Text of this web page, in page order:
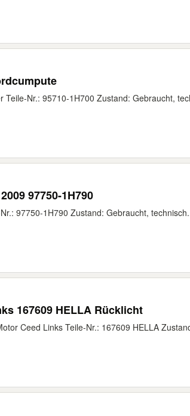
Teile-Nr.: 95710-1H700 Zustand: Gebraucht,
97750-1H790
97750-1H790 Zustand: Gebraucht,
167609 HELLA Rücklicht
Ceed Links Teile-Nr.: 167609 HELLA